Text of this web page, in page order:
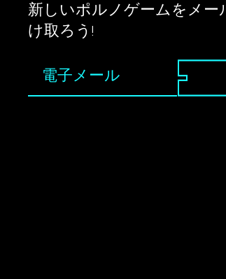
ん必要な場合は、いくつかの異な
に出演している彼女を見つけるこ
ちのサイトにアクセスしてください
新しいポルノゲームをメー
け取ろう!